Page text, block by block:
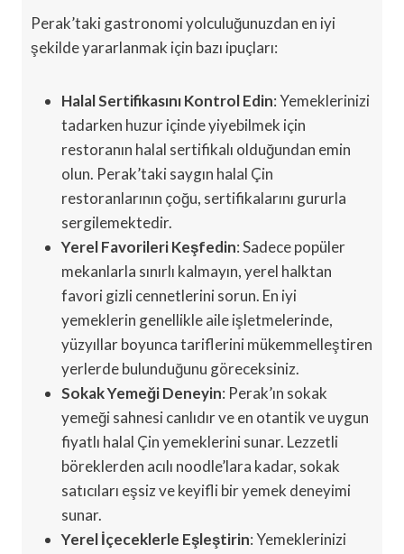
Perak’taki gastronomi yolculuğunuzdan en iyi
şekilde yararlanmak için bazı ipuçları:
Halal Sertifikasını Kontrol Edin: Yemeklerinizi
tadarken huzur içinde yiyebilmek için
restoranın halal sertifikalı olduğundan emin
olun. Perak’taki saygın halal Çin
restoranlarının çoğu, sertifikalarını gururla
sergilemektedir.
Yerel Favorileri Keşfedin: Sadece popüler
mekanlarla sınırlı kalmayın, yerel halktan
favori gizli cennetlerini sorun. En iyi
yemeklerin genellikle aile işletmelerinde,
yüzyıllar boyunca tariflerini mükemmelleştiren
yerlerde bulunduğunu göreceksiniz.
Sokak Yemeği Deneyin: Perak’ın sokak
yemeği sahnesi canlıdır ve en otantik ve uygun
fiyatlı halal Çin yemeklerini sunar. Lezzetli
böreklerden acılı noodle’lara kadar, sokak
satıcıları eşsiz ve keyifli bir yemek deneyimi
sunar.
Yerel İçeceklerle Eşleştirin: Yemeklerinizi